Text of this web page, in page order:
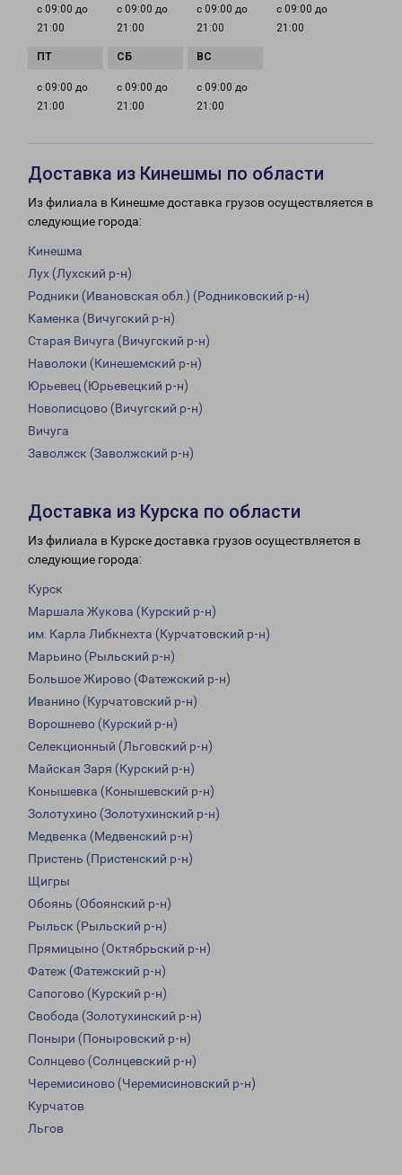
с 09:00 до
21:00
с 09:00 до
21:00
с 09:00 до
21:00
с 09:00 до
21:00
с 09:00 до
21:00
с 09:00 до
21:00
с 09:00 до
21:00
Доставка из Кинешмы по области
Из филиала в Кинешме доставка грузов осуществляется в
следующие города:
Кинешма
Лух (Лухский р-н)
Родники (Ивановская обл.) (Родниковский р-н)
Каменка (Вичугский р-н)
Старая Вичуга (Вичугский р-н)
Наволоки (Кинешемский р-н)
Юрьевец (Юрьевецкий р-н)
Новописцово (Вичугский р-н)
Вичуга
Заволжск (Заволжский р-н)
Доставка из Курска по области
Из филиала в Курске доставка грузов осуществляется в
следующие города:
Курск
Маршала Жукова (Курский р-н)
им. Карла Либкнехта (Курчатовский р-н)
Марьино (Рыльский р-н)
Большое Жирово (Фатежский р-н)
Иванино (Курчатовский р-н)
Ворошнево (Курский р-н)
Селекционный (Льговский р-н)
Майская Заря (Курский р-н)
Конышевка (Конышевский р-н)
Золотухино (Золотухинский р-н)
Медвенка (Медвенский р-н)
Пристень (Пристенский р-н)
Щигры
Обоянь (Обоянский р-н)
Рыльск (Рыльский р-н)
Прямицыно (Октябрьский р-н)
Фатеж (Фатежский р-н)
Сапогово (Курский р-н)
Свобода (Золотухинский р-н)
Поныри (Поныровский р-н)
Солнцево (Солнцевский р-н)
Черемисиново (Черемисиновский р-н)
Курчатов
Льгов